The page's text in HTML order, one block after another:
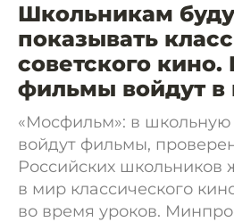
Школьникам
показывать
советского кино.
фильмы войдут в
«Мосфильм»: в
войдут фильмы,
Российских школьников
в мир классического
во время уроков.